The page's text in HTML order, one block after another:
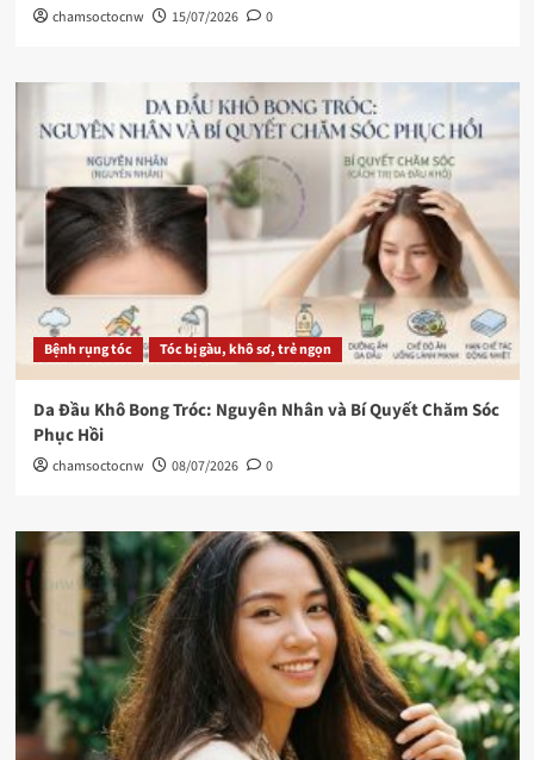
chamsoctocnw 15/07/2026 0
Bệnh rụng tóc Tóc bị gàu, khô sơ, trẻ ngọn
Da Đầu Khô Bong Tróc: Nguyên Nhân và Bí Quyết Chăm Sóc
Phục Hồi
chamsoctocnw 08/07/2026 0